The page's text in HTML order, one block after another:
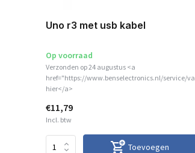
Uno r3 met usb kabel
Op voorraad
Verzonden op 24 augustus <a
href="https://www.benselectronics.nl/service/
hier</a>
€11,79
Incl. btw
Toevoegen